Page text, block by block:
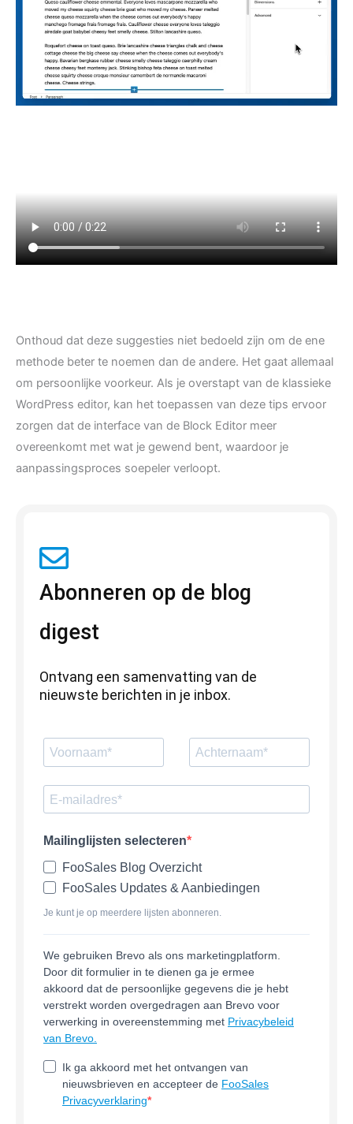
Onthoud dat deze suggesties niet bedoeld zijn om de ene
methode beter te noemen dan de andere. Het gaat allemaal
om persoonlijke voorkeur. Als je overstapt van de klassieke
WordPress editor, kan het toepassen van deze tips ervoor
zorgen dat de interface van de Block Editor meer
overeenkomt met wat je gewend bent, waardoor je
aanpassingsproces soepeler verloopt.
Abonneren op de blog
digest
Ontvang een samenvatting van de
nieuwste berichten in je inbox.
Mailinglijsten selecteren
FooSales Blog Overzicht
FooSales Updates & Aanbiedingen
Je kunt je op meerdere lijsten abonneren.
We gebruiken Brevo als ons marketingplatform.
Door dit formulier in te dienen ga je ermee
akkoord dat de persoonlijke gegevens die je hebt
verstrekt worden overgedragen aan Brevo voor
verwerking in overeenstemming met Privacybeleid
van Brevo.
Ik ga akkoord met het ontvangen van
nieuwsbrieven en accepteer de FooSales
Privacyverklaring